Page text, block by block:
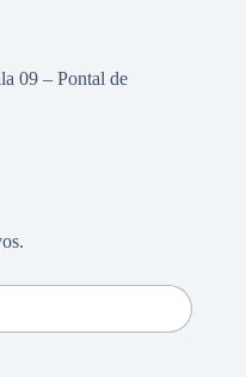
09 – Pontal de